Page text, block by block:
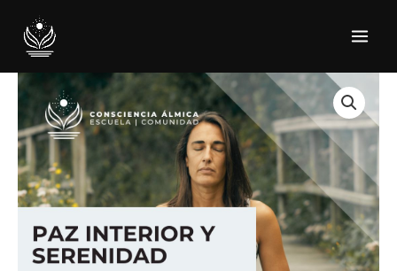
contenido
Meditación
Interior
y
Serenidad
cantidad